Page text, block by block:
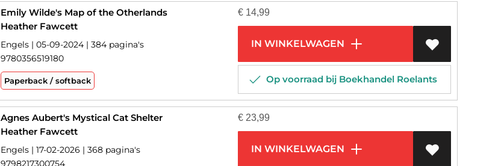
Emily Wilde's Map of the Otherlands
Heather Fawcett
Engels | 05-09-2024 | 384 pagina's
9780356519180
Paperback / softback
€ 14,99
IN WINKELWAGEN
Op voorraad bij Boekhandel Roelants
Agnes Aubert's Mystical Cat Shelter
Heather Fawcett
Engels | 17-02-2026 | 368 pagina's
9798217300754
€ 23,99
IN WINKELWAGEN